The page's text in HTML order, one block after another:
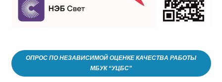
ОПРОС ПО НЕЗАВИСИМОЙ ОЦЕНКЕ КАЧЕСТВА РАБОТЫ
МБУК “УЦБС”